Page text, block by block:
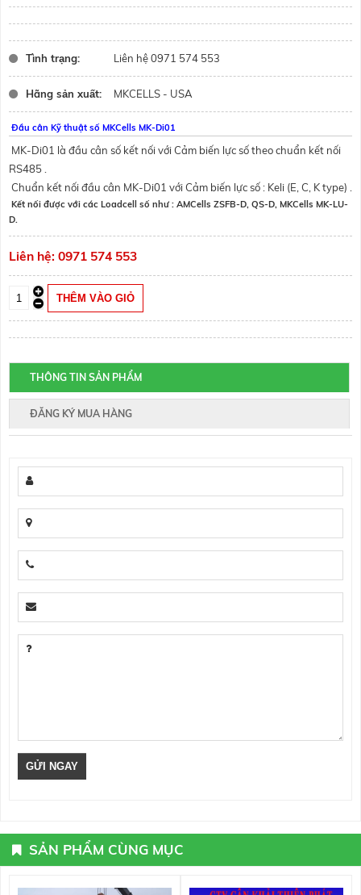
Tình trạng: Liên hệ 0971 574 553
Hãng sản xuất: MKCELLS - USA
Đầu cân Kỹ thuật số MKCells MK-Di01
MK-Di01 là đầu cân số kết nối vớiCảm biến lực sốtheo chuẩn kết nối
RS485 .
Chuẩn kết nối đầu cân MK-Di01 với Cảm biến lực số : Keli (E, C, K type) .
Kết nối được với các Loadcell số như : AMCells ZSFB-D, QS-D, MKCells MK-LU-
D.
Liên hệ: 0971 574 553
THÔNG TIN SẢN PHẨM
ĐĂNG KÝ MUA HÀNG
SẢN PHẨM CÙNG MỤC